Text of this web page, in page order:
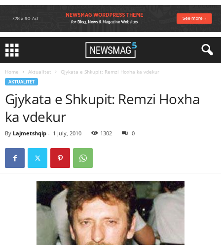
Home Aktualitet Gjykata e Shkupit: Remzi Hoxha ka vdekur
AKTUALITET
Gjykata e Shkupit: Remzi Hoxha
ka vdekur
By Lajmetshqip - 1 July, 2010 1302 0